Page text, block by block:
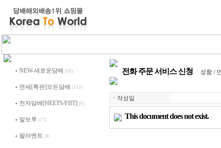
NEW-새로운담배 (36)
면세[특판]모든담배 (112)
전자담배[HEETS/FIIT] (9)
말보루 (17)
팔라멘트 (8)
전화 주문 서비스 신청 성함 /
ㆍ 작성일
This document does not exist.